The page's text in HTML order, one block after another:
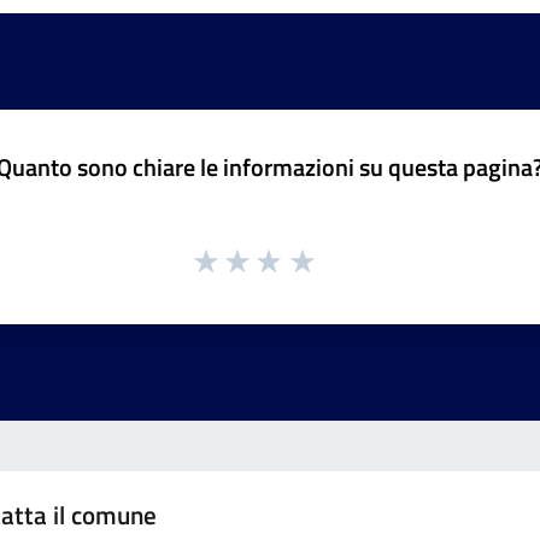
sono chiare le informazioni su questa
il comune